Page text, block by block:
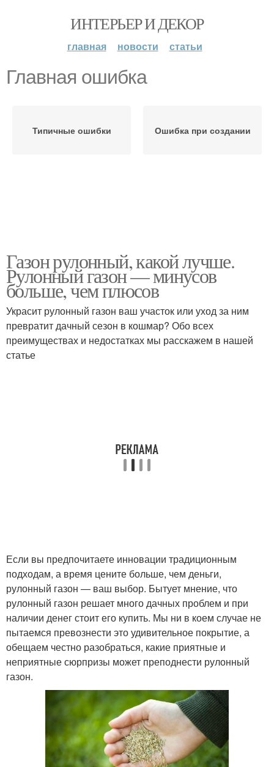
ИНТЕРЬЕР И ДЕКОР
главная новости статьи
Главная ошибка
Типичные ошибки Ошибка при создании
Газон рулонный, какой лучше.
Рулонный газон — минусов
больше, чем плюсов
Украсит рулонный газон ваш участок или уход за ним
превратит дачный сезон в кошмар? Обо всех
преимуществах и недостатках мы расскажем в нашей
статье
Если вы предпочитаете инновации традиционным
подходам, а время цените больше, чем деньги,
рулонный газон — ваш выбор. Бытует мнение, что
рулонный газон решает много дачных проблем и при
наличии денег стоит его купить. Мы ни в коем случае не
пытаемся превознести это удивительное покрытие, а
обещаем честно разобраться, какие приятные и
неприятные сюрпризы может преподнести рулонный
газон.